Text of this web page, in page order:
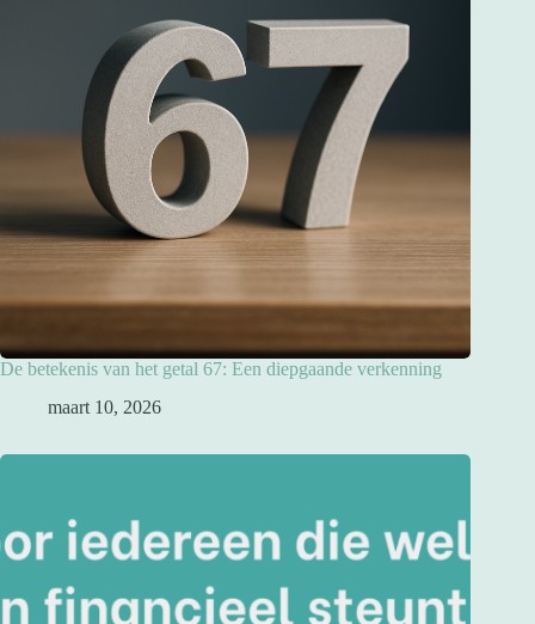
De betekenis van het getal 67: Een diepgaande verkenning
maart 10, 2026